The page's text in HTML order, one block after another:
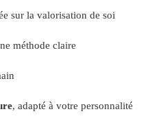
sur la valorisation de soi
méthode claire
, adapté à votre personnalité